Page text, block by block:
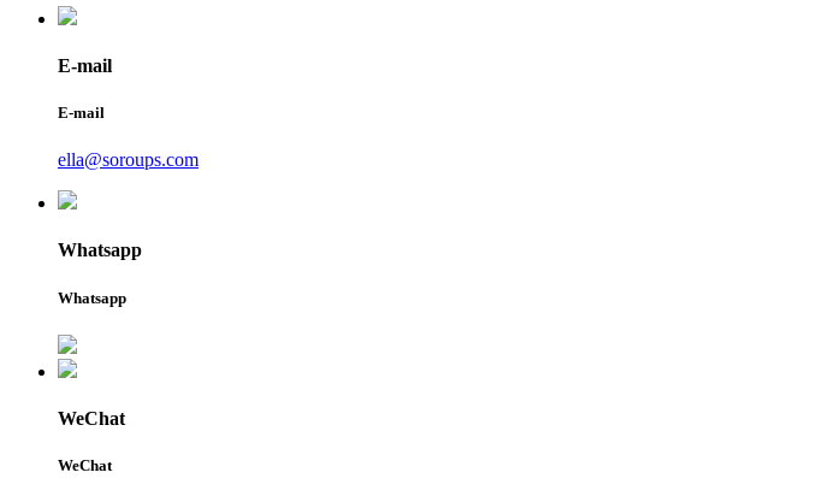
E-mail
E-mail
ella@soroups.com
Whatsapp
Whatsapp
WeChat
WeChat